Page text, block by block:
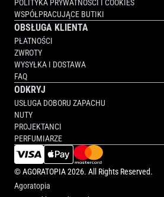
POLITYKA PRYWATNOŚCI I COOKIES
WSPÓŁPRACUJĄCE BUTIKI
OBSŁUGA KLIENTA
PŁATNOŚCI
ZWROTY
WYSYŁKA I DOSTAWA
FAQ
ODKRYJ
USŁUGA DOBORU ZAPACHU
NUTY
PROJEKTANCI
PERFUMIARZE
©AGORATOPIA2026. All Rights Reserved.
Agoratopia